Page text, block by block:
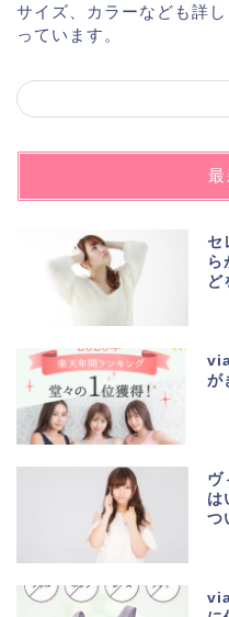
サイズ、カラーなども詳
っています。
セ
ら
ど
が
ヴ
は
つ